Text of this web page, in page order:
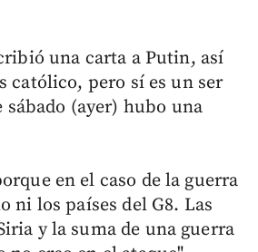
una carta a Putin, así
católico, pero sí es un ser
(ayer) hubo una
en el caso de la guerra
ni los países del G8. Las
y la suma de una guerra